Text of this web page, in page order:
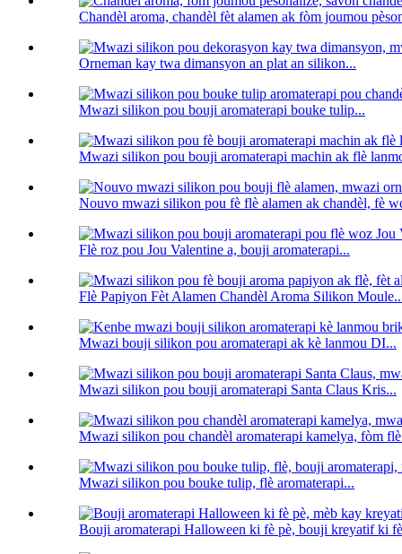
Chandèl aroma, chandèl fèt alamen ak fòm joumou
Orneman kay twa dimansyon an plat an silikon...
Mwazi silikon pou bouji aromaterapi bouke tulip...
Mwazi silikon pou bouji aromaterapi machin ak flè
Nouvo mwazi silikon pou fè flè alamen ak chandèl, fè
Flè roz pou Jou Valentine a, bouji aromaterapi...
Flè Papiyon Fèt Alamen Chandèl Aroma Silikon
Mwazi bouji silikon pou aromaterapi ak kè lanmou DI...
Mwazi silikon pou bouji aromaterapi Santa Claus Kris...
Mwazi silikon pou chandèl aromaterapi kamelya, fòm
Mwazi silikon pou bouke tulip, flè aromaterapi...
Bouji aromaterapi Halloween ki fè pè, bouji kreyatif ki